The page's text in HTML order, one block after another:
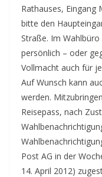
Rathauses, Eingang
bitte den
Straße. Im
persönlich – oder
Vollmacht auch für
Auf Wunsch kann
werden.
Reisepass, nach
Post AG in der
14. April 2012)